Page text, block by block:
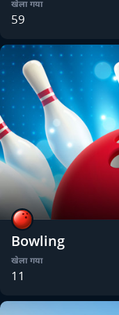
खेला गया
59
Bowling
खेला गया
11